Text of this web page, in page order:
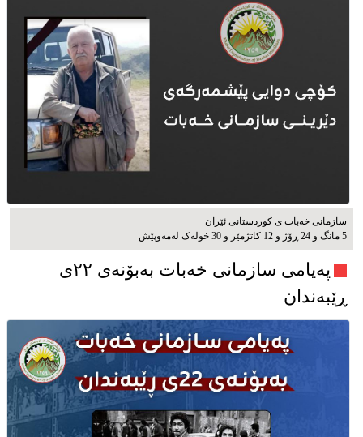
سازمانی خەبات ی كوردستانی ئێران
5 مانگ و 24 ڕۆژ و 12 کاتژمێر و 30 خوله‌ک له‌مه‌وپێش‌
پەیامی سازمانی خەبات بەبۆنەی ۲۲ی
ڕێبەندان